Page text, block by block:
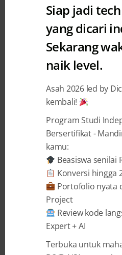
Development
Dasar-Dasar
Dipelajari
Bersama Kotlin
BAGIKAN
Dasar-Dasar Yang
Sebelum Ngoding
Asik – karya Zidni Sika
Siap jadi
yang dicari
Sekarang
naik level.
Asah 2026 led by
kembali!
Program Studi
Bersertifikat -
kamu:
Beasiswa senilai
Konversi hingga
Portofolio nyata
Project
Review kode
Expert + AI
Terbuka untuk